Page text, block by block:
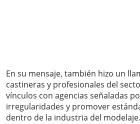
En su mensaje, también hizo un
castineras y profesionales del
vínculos con agencias señaladas
irregularidades y promover
dentro de la industria del modelaje.